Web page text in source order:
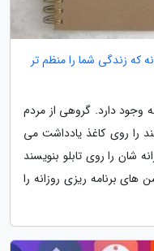
که زندگی شما را منظم تر
وجود دارد. گروهی از مردم
را روی کاغذ یادداشت می
شان را روی تابلو بنویسند
های برنامه ریزی روزانه را